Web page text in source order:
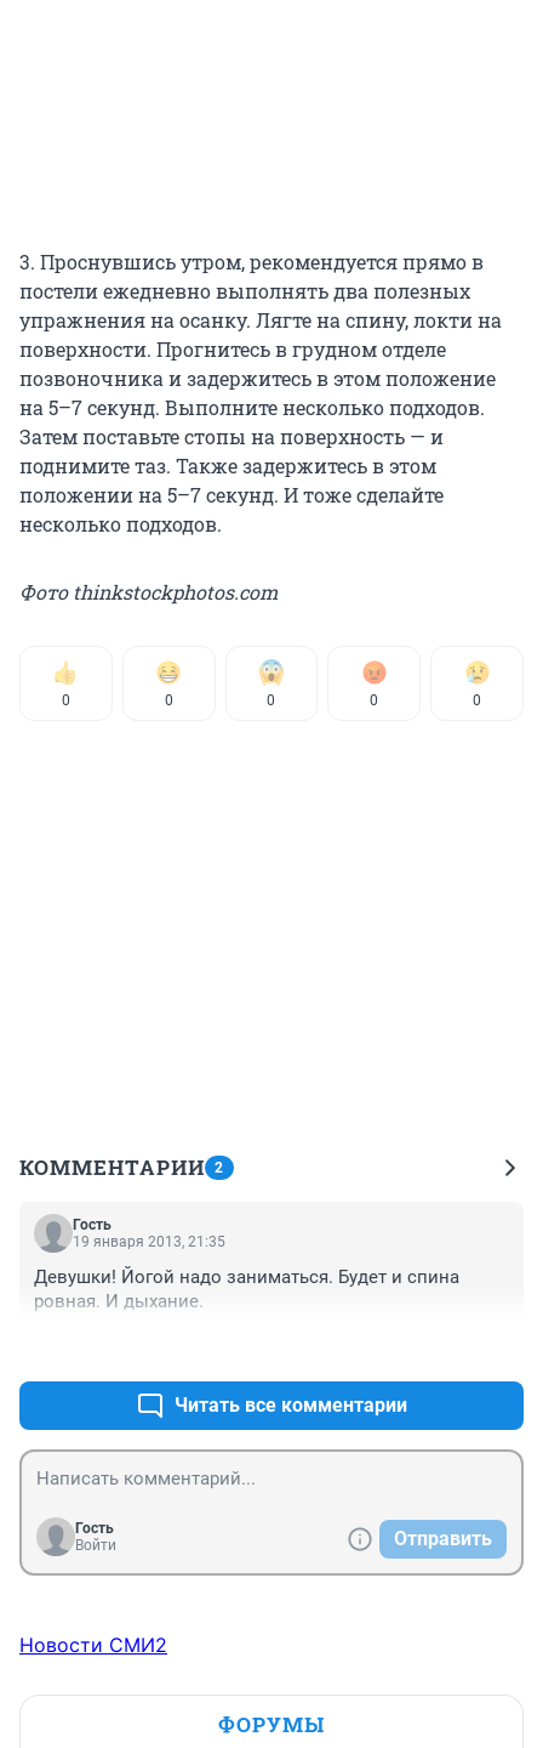
3. Проснувшись утром, рекомендуется прямо в
постели ежедневно выполнять два полезных
упражнения на осанку. Лягте на спину, локти на
поверхности. Прогнитесь в грудном отделе
позвоночника и задержитесь в этом положение
на 5–7 секунд. Выполните несколько подходов.
Затем поставьте стопы на поверхность — и
поднимите таз. Также задержитесь в этом
положении на 5–7 секунд. И тоже сделайте
несколько подходов.
Фото thinkstockphotos.com
0 0 0 0 0
КОММЕНТАРИИ 2
Гость
19 января 2013, 21:35
Девушки! Йогой надо заниматься. Будет и спина
ровная. И дыхание.
Читать все комментарии
Гость
Войти
Отправить
Новости СМИ2
ФОРУМЫ